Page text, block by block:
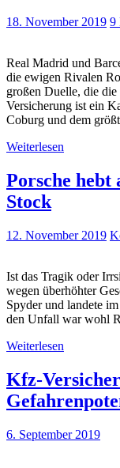
18. November 2019 9
Real Madrid und
die ewigen Rivalen
großen Duelle, die
Versicherung ist ein
Coburg und dem
Weiterlesen
Porsche hebt
Stock
12. November 2019
Ist das Tragik oder
wegen überhöhter
Spyder und landete
den Unfall war wohl
Weiterlesen
Kfz-
6. September 2019